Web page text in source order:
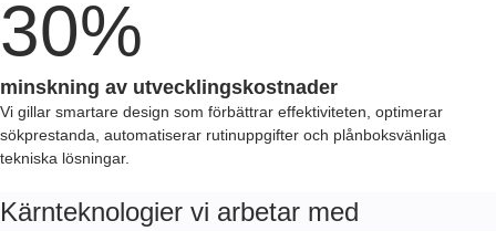
30%
minskning av utvecklingskostnader
Vi gillar smartare design som förbättrar effektiviteten, optimerar
sökprestanda, automatiserar rutinuppgifter och plånboksvänliga
tekniska lösningar.
Kärnteknologier vi arbetar med